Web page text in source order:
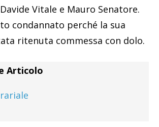
Vitale e Mauro Senatore.
condannato perché la sua
ritenuta commessa con dolo.
Articolo